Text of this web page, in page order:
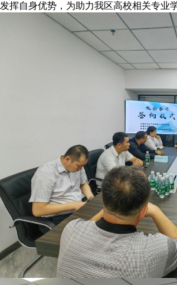
发挥自身优势，为助力我区高校相关专业